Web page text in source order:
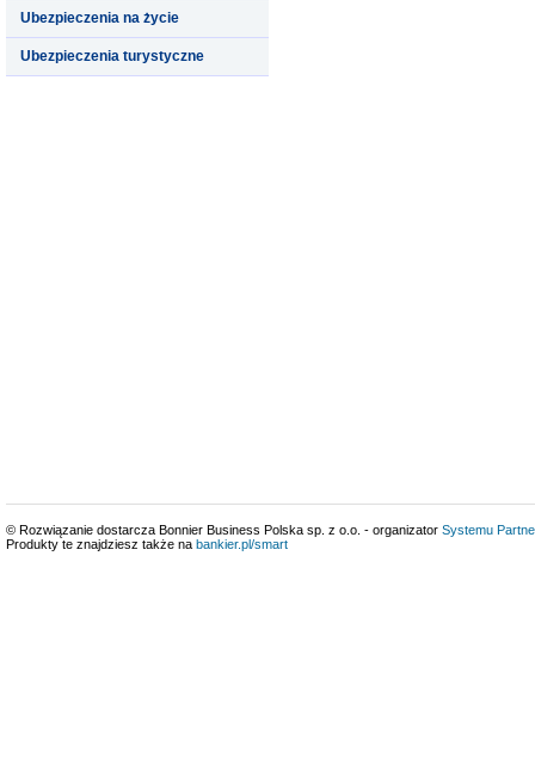
Ubezpieczenia na życie
Ubezpieczenia turystyczne
© Rozwiązanie dostarcza Bonnier Business Polska sp. z o.o. - organizator Systemu
Produkty te znajdziesz także na bankier.pl/smart